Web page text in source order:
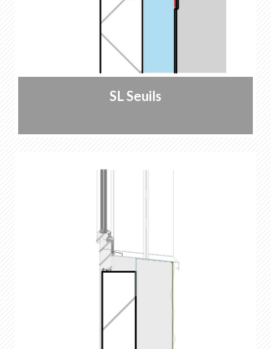
SL Seuils